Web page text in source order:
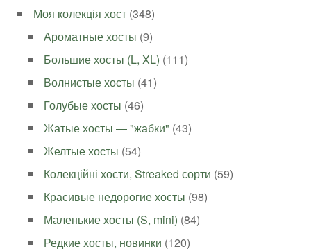
Моя колекція хост (348)
Ароматные хосты (9)
Большие хосты (L, XL) (111)
Волнистые хосты (41)
Голубые хосты (46)
Жатые хосты — "жабки" (43)
Желтые хосты (54)
Колекційні хости, Streaked сорти (59)
Красивые недорогие хосты (98)
Маленькие хосты (S, mini) (84)
Редкие хосты, новинки (120)